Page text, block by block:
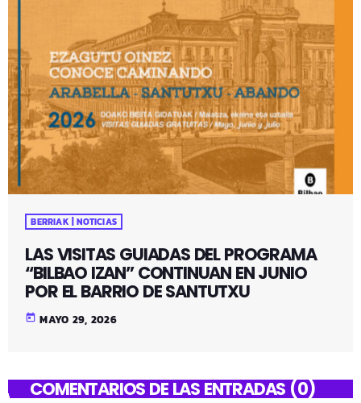
BERRIAK | NOTICIAS
LAS VISITAS GUIADAS DEL PROGRAMA
“BILBAO IZAN” CONTINUAN EN JUNIO
POR EL BARRIO DE SANTUTXU
today MAYO 29, 2026
COMENTARIOS DE LAS ENTRADAS (0)